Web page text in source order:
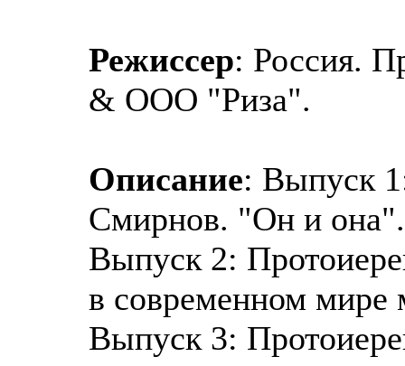
Режиссер: Россия.
& ООО "Риза".
Описание: Выпуск
Смирнов. "Он и она".
Выпуск 2:
в современном мире
Выпуск 3: